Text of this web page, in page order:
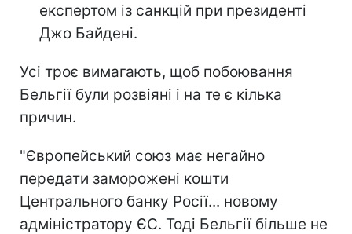
експертом із санкцій при президенті
Джо Байдені.
Усі троє вимагають, щоб побоювання
Бельгії були розвіяні і на те є кілька
причин.
"Європейський союз має негайно
передати заморожені кошти
Центрального банку Росії... новому
адміністратору ЄС. Тоді Бельгії більше не